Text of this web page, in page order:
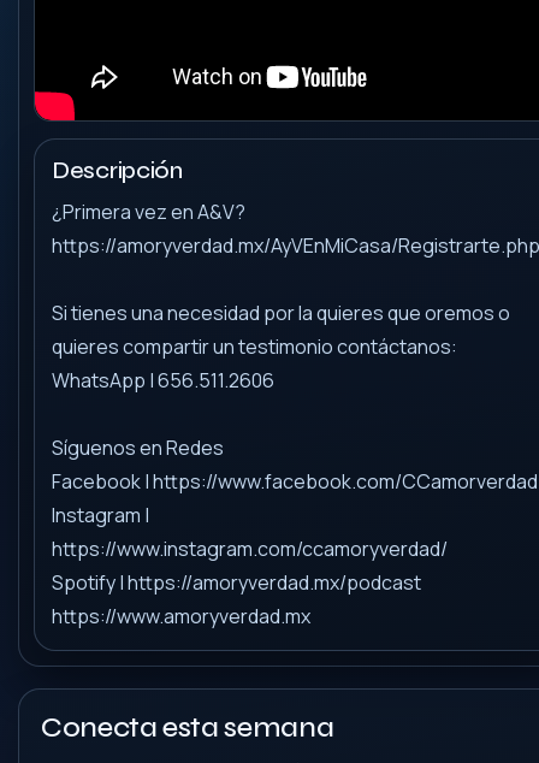
Descripción
¿Primera vez en A&V?
https://amoryverdad.mx/AyVEnMiCasa/Registrarte.php
Si tienes una necesidad por la quieres que oremos o
quieres compartir un testimonio contáctanos:
WhatsApp | 656.511.2606
Síguenos en Redes
Facebook | https://www.facebook.com/CCamorverdad
Instagram |
https://www.instagram.com/ccamoryverdad/
Spotify | https://amoryverdad.mx/podcast
https://www.amoryverdad.mx
Conecta esta semana